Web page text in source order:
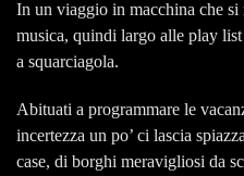
In un viaggio in macchina che si
musica, quindi largo alle play
a squarciagola.
Abituati a programmare le
incertezza un po’ ci lascia
case, di borghi meravigliosi da